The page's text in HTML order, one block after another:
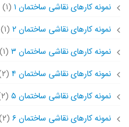
نمونه کارهای نقاشی ساختمان ۱ (۱)
نمونه کارهای نقاشی ساختمان ۲
(۱)
نمونه کارهای نقاشی ساختمان ۳
(۱)
نمونه کارهای نقاشی ساختمان ۴
(۲)
نمونه کارهای نقاشی ساختمان ۵
(۲)
نمونه کارهای نقاشی ساختمان ۶
(۲)